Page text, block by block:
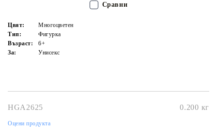
Цвят:
Многоцветен
Тип:
Фигурка
Възраст:
6+
За:
Унисекс
HGA2625 0.200 кг
Оцени продукта
Сравни